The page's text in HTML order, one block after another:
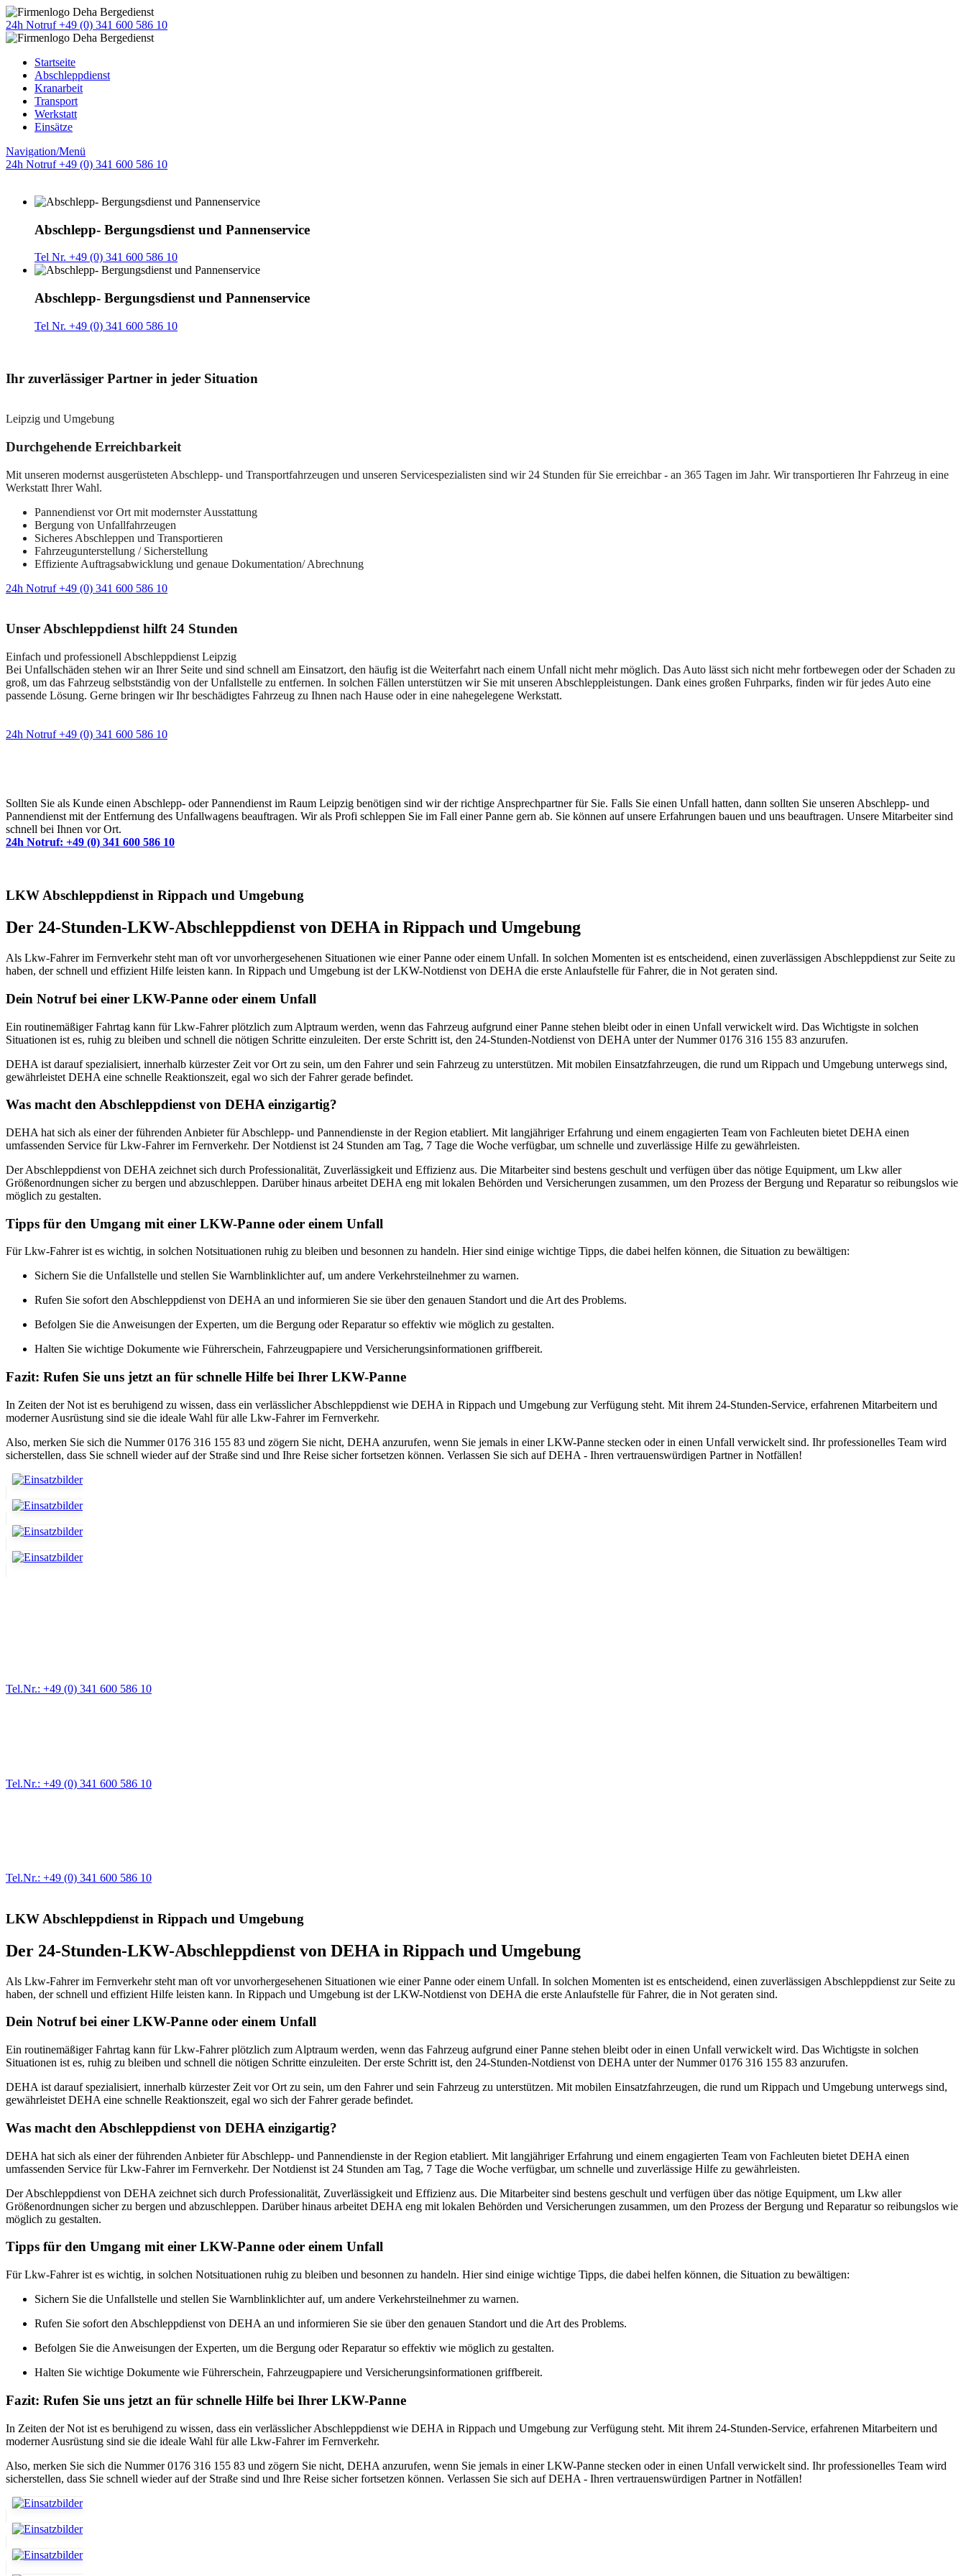
24h Notruf +49 (0) 341 600 586 10
Startseite
Abschleppdienst
Kranarbeit
Transport
Werkstatt
Einsätze
Navigation/Menü
24h Notruf +49 (0) 341 600 586 10
Abschlepp- Bergungsdienst und Pannenservice
Tel Nr. +49 (0) 341 600 586 10
Abschlepp- Bergungsdienst und Pannenservice
Tel Nr. +49 (0) 341 600 586 10
Ihr zuverlässiger Partner in jeder Situation
Leipzig und Umgebung
Durchgehende Erreichbarkeit
Mit unseren modernst ausgerüsteten Abschlepp- und Transportfahrzeugen und unseren Servicespezialisten sind wir 24 Stunden für Sie erreichbar - an 365 Tagen im Jahr. Wir transportieren Ihr Fahrzeug in eine
Werkstatt Ihrer Wahl.
Pannendienst vor Ort mit modernster Ausstattung
Bergung von Unfallfahrzeugen
Sicheres Abschleppen und Transportieren
Fahrzeugunterstellung / Sicherstellung
Effiziente Auftragsabwicklung und genaue Dokumentation/ Abrechnung
24h Notruf +49 (0) 341 600 586 10
Unser Abschleppdienst hilft 24 Stunden
Einfach und professionell Abschleppdienst Leipzig
Bei Unfallschäden stehen wir an Ihrer Seite und sind schnell am Einsatzort, den häufig ist die Weiterfahrt nach einem Unfall nicht mehr möglich. Das Auto lässt sich nicht mehr fortbewegen oder der Schaden zu
groß, um das Fahrzeug selbstständig von der Unfallstelle zu entfernen. In solchen Fällen unterstützen wir Sie mit unseren Abschleppleistungen. Dank eines großen Fuhrparks, finden wir für jedes Auto eine
passende Lösung. Gerne bringen wir Ihr beschädigtes Fahrzeug zu Ihnen nach Hause oder in eine nahegelegene Werkstatt.
24h Notruf +49 (0) 341 600 586 10
Sollten Sie als Kunde einen Abschlepp- oder Pannendienst im Raum Leipzig benötigen sind wir der richtige Ansprechpartner für Sie. Falls Sie einen Unfall hatten, dann sollten Sie unseren Abschlepp- und
Pannendienst mit der Entfernung des Unfallwagens beauftragen. Wir als Profi schleppen Sie im Fall einer Panne gern ab. Sie können auf unsere Erfahrungen bauen und uns beauftragen. Unsere Mitarbeiter sind
schnell bei Ihnen vor Ort.
24h Notruf: +49 (0) 341 600 586 10
LKW Abschleppdienst in Rippach und Umgebung
Der 24-Stunden-LKW-Abschleppdienst von DEHA in Rippach und Umgebung
Als Lkw-Fahrer im Fernverkehr steht man oft vor unvorhergesehenen Situationen wie einer Panne oder einem Unfall. In solchen Momenten ist es entscheidend, einen zuverlässigen Abschleppdienst zur Seite zu
haben, der schnell und effizient Hilfe leisten kann. In Rippach und Umgebung ist der LKW-Notdienst von DEHA die erste Anlaufstelle für Fahrer, die in Not geraten sind.
Dein Notruf bei einer LKW-Panne oder einem Unfall
Ein routinemäßiger Fahrtag kann für Lkw-Fahrer plötzlich zum Alptraum werden, wenn das Fahrzeug aufgrund einer Panne stehen bleibt oder in einen Unfall verwickelt wird. Das Wichtigste in solchen
Situationen ist es, ruhig zu bleiben und schnell die nötigen Schritte einzuleiten. Der erste Schritt ist, den 24-Stunden-Notdienst von DEHA unter der Nummer 0176 316 155 83 anzurufen.
DEHA ist darauf spezialisiert, innerhalb kürzester Zeit vor Ort zu sein, um den Fahrer und sein Fahrzeug zu unterstützen. Mit mobilen Einsatzfahrzeugen, die rund um Rippach und Umgebung unterwegs sind,
gewährleistet DEHA eine schnelle Reaktionszeit, egal wo sich der Fahrer gerade befindet.
Was macht den Abschleppdienst von DEHA einzigartig?
DEHA hat sich als einer der führenden Anbieter für Abschlepp- und Pannendienste in der Region etabliert. Mit langjähriger Erfahrung und einem engagierten Team von Fachleuten bietet DEHA einen
umfassenden Service für Lkw-Fahrer im Fernverkehr. Der Notdienst ist 24 Stunden am Tag, 7 Tage die Woche verfügbar, um schnelle und zuverlässige Hilfe zu gewährleisten.
Der Abschleppdienst von DEHA zeichnet sich durch Professionalität, Zuverlässigkeit und Effizienz aus. Die Mitarbeiter sind bestens geschult und verfügen über das nötige Equipment, um Lkw aller
Größenordnungen sicher zu bergen und abzuschleppen. Darüber hinaus arbeitet DEHA eng mit lokalen Behörden und Versicherungen zusammen, um den Prozess der Bergung und Reparatur so reibungslos wie
möglich zu gestalten.
Tipps für den Umgang mit einer LKW-Panne oder einem Unfall
Für Lkw-Fahrer ist es wichtig, in solchen Notsituationen ruhig zu bleiben und besonnen zu handeln. Hier sind einige wichtige Tipps, die dabei helfen können, die Situation zu bewältigen:
Sichern Sie die Unfallstelle und stellen Sie Warnblinklichter auf, um andere Verkehrsteilnehmer zu warnen.
Rufen Sie sofort den Abschleppdienst von DEHA an und informieren Sie sie über den genauen Standort und die Art des Problems.
Befolgen Sie die Anweisungen der Experten, um die Bergung oder Reparatur so effektiv wie möglich zu gestalten.
Halten Sie wichtige Dokumente wie Führerschein, Fahrzeugpapiere und Versicherungsinformationen griffbereit.
Fazit: Rufen Sie uns jetzt an für schnelle Hilfe bei Ihrer LKW-Panne
In Zeiten der Not ist es beruhigend zu wissen, dass ein verlässlicher Abschleppdienst wie DEHA in Rippach und Umgebung zur Verfügung steht. Mit ihrem 24-Stunden-Service, erfahrenen Mitarbeitern und
moderner Ausrüstung sind sie die ideale Wahl für alle Lkw-Fahrer im Fernverkehr.
Also, merken Sie sich die Nummer 0176 316 155 83 und zögern Sie nicht, DEHA anzurufen, wenn Sie jemals in einer LKW-Panne stecken oder in einen Unfall verwickelt sind. Ihr professionelles Team wird
sicherstellen, dass Sie schnell wieder auf der Straße sind und Ihre Reise sicher fortsetzen können. Verlassen Sie sich auf DEHA - Ihren vertrauenswürdigen Partner in Notfällen!
Tel.Nr.: +49 (0) 341 600 586 10
Tel.Nr.: +49 (0) 341 600 586 10
Tel.Nr.: +49 (0) 341 600 586 10
LKW Abschleppdienst in Rippach und Umgebung
Der 24-Stunden-LKW-Abschleppdienst von DEHA in Rippach und Umgebung
Als Lkw-Fahrer im Fernverkehr steht man oft vor unvorhergesehenen Situationen wie einer Panne oder einem Unfall. In solchen Momenten ist es entscheidend, einen zuverlässigen Abschleppdienst zur Seite zu
haben, der schnell und effizient Hilfe leisten kann. In Rippach und Umgebung ist der LKW-Notdienst von DEHA die erste Anlaufstelle für Fahrer, die in Not geraten sind.
Dein Notruf bei einer LKW-Panne oder einem Unfall
Ein routinemäßiger Fahrtag kann für Lkw-Fahrer plötzlich zum Alptraum werden, wenn das Fahrzeug aufgrund einer Panne stehen bleibt oder in einen Unfall verwickelt wird. Das Wichtigste in solchen
Situationen ist es, ruhig zu bleiben und schnell die nötigen Schritte einzuleiten. Der erste Schritt ist, den 24-Stunden-Notdienst von DEHA unter der Nummer 0176 316 155 83 anzurufen.
DEHA ist darauf spezialisiert, innerhalb kürzester Zeit vor Ort zu sein, um den Fahrer und sein Fahrzeug zu unterstützen. Mit mobilen Einsatzfahrzeugen, die rund um Rippach und Umgebung unterwegs sind,
gewährleistet DEHA eine schnelle Reaktionszeit, egal wo sich der Fahrer gerade befindet.
Was macht den Abschleppdienst von DEHA einzigartig?
DEHA hat sich als einer der führenden Anbieter für Abschlepp- und Pannendienste in der Region etabliert. Mit langjähriger Erfahrung und einem engagierten Team von Fachleuten bietet DEHA einen
umfassenden Service für Lkw-Fahrer im Fernverkehr. Der Notdienst ist 24 Stunden am Tag, 7 Tage die Woche verfügbar, um schnelle und zuverlässige Hilfe zu gewährleisten.
Der Abschleppdienst von DEHA zeichnet sich durch Professionalität, Zuverlässigkeit und Effizienz aus. Die Mitarbeiter sind bestens geschult und verfügen über das nötige Equipment, um Lkw aller
Größenordnungen sicher zu bergen und abzuschleppen. Darüber hinaus arbeitet DEHA eng mit lokalen Behörden und Versicherungen zusammen, um den Prozess der Bergung und Reparatur so reibungslos wie
möglich zu gestalten.
Tipps für den Umgang mit einer LKW-Panne oder einem Unfall
Für Lkw-Fahrer ist es wichtig, in solchen Notsituationen ruhig zu bleiben und besonnen zu handeln. Hier sind einige wichtige Tipps, die dabei helfen können, die Situation zu bewältigen:
Sichern Sie die Unfallstelle und stellen Sie Warnblinklichter auf, um andere Verkehrsteilnehmer zu warnen.
Rufen Sie sofort den Abschleppdienst von DEHA an und informieren Sie sie über den genauen Standort und die Art des Problems.
Befolgen Sie die Anweisungen der Experten, um die Bergung oder Reparatur so effektiv wie möglich zu gestalten.
Halten Sie wichtige Dokumente wie Führerschein, Fahrzeugpapiere und Versicherungsinformationen griffbereit.
Fazit: Rufen Sie uns jetzt an für schnelle Hilfe bei Ihrer LKW-Panne
In Zeiten der Not ist es beruhigend zu wissen, dass ein verlässlicher Abschleppdienst wie DEHA in Rippach und Umgebung zur Verfügung steht. Mit ihrem 24-Stunden-Service, erfahrenen Mitarbeitern und
moderner Ausrüstung sind sie die ideale Wahl für alle Lkw-Fahrer im Fernverkehr.
Also, merken Sie sich die Nummer 0176 316 155 83 und zögern Sie nicht, DEHA anzurufen, wenn Sie jemals in einer LKW-Panne stecken oder in einen Unfall verwickelt sind. Ihr professionelles Team wird
sicherstellen, dass Sie schnell wieder auf der Straße sind und Ihre Reise sicher fortsetzen können. Verlassen Sie sich auf DEHA - Ihren vertrauenswürdigen Partner in Notfällen!